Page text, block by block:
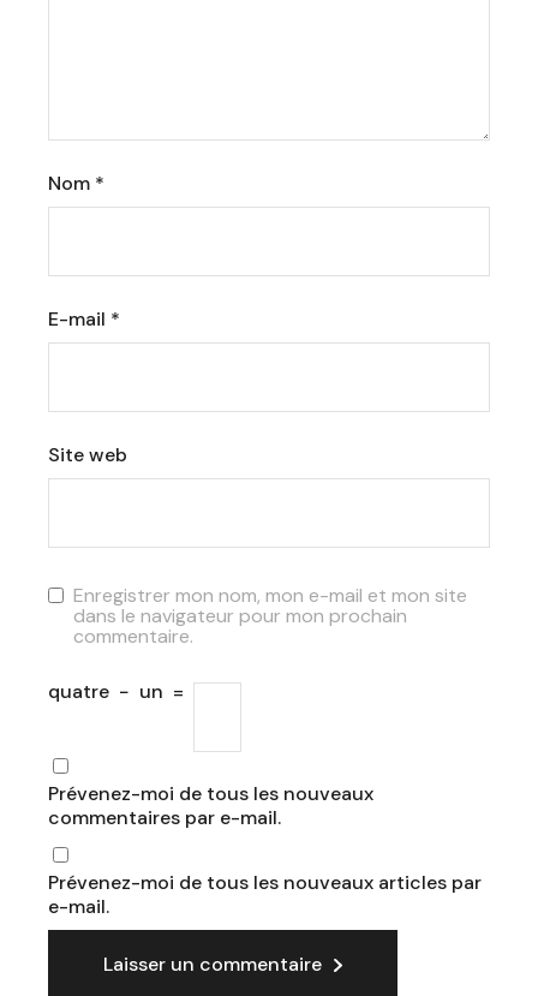
Nom *
E-mail *
Site web
Enregistrer mon nom, mon e-mail et mon site
dans le navigateur pour mon prochain
commentaire.
quatre − un =
Prévenez-moi de tous les nouveaux
commentaires par e-mail.
Prévenez-moi de tous les nouveaux articles par
e-mail.
Laisser un commentaire